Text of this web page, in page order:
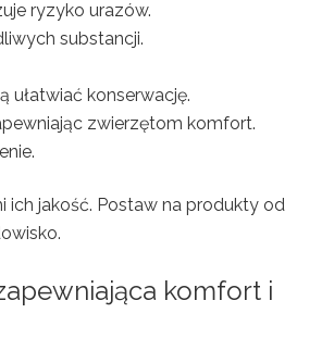
ryzyko urazów.
substancji.
ułatwiać konserwację.
zwierzętom komfort.
jakość. Postaw na produkty od
komfort i